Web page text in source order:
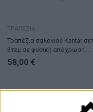
ΤΡΑΠΕΖΙΑ
Τραπέζια σαλονιού Kantar σετ
3τεμ σε φυσική απόχρωση
65x30x39εκ
58,00 €